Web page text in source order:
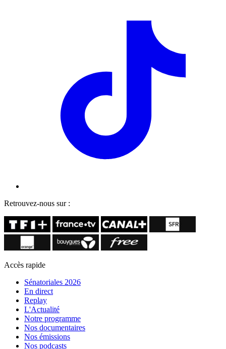
Retrouvez-nous sur :
Accès rapide
Sénatoriales 2026
En direct
Replay
L'Actualité
Notre programme
Nos documentaires
Nos émissions
Nos podcasts